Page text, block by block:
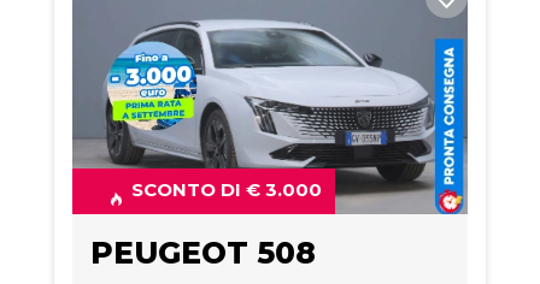
SCONTO DI € 3.000
PEUGEOT 508